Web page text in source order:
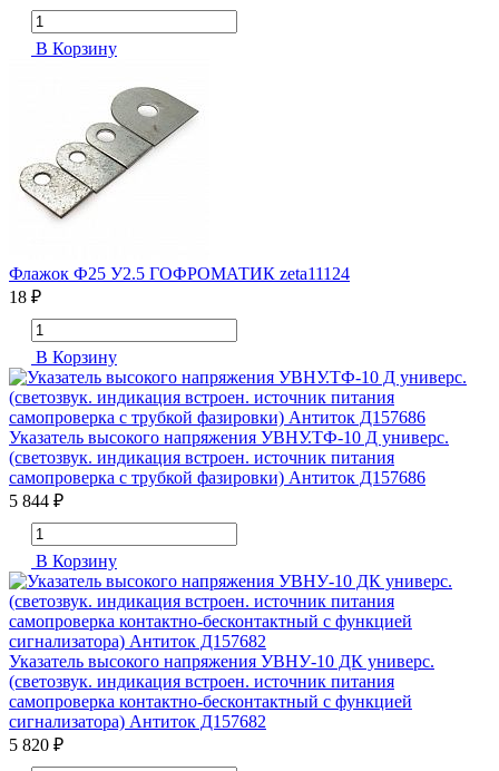
В Корзину
Флажок Ф25 У2.5 ГОФРОМАТИК zeta11124
18 ₽
В Корзину
Указатель высокого напряжения УВНУ.ТФ-10 Д универс.
(светозвук. индикация встроен. источник питания
самопроверка с трубкой фазировки) Антиток Д157686
5 844 ₽
В Корзину
Указатель высокого напряжения УВНУ-10 ДК универс.
(светозвук. индикация встроен. источник питания
самопроверка контактно-бесконтактный с функцией
сигнализатора) Антиток Д157682
5 820 ₽